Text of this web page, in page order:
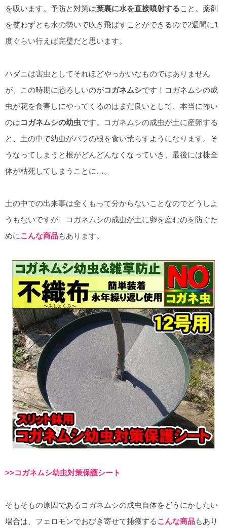
を吸います。予防と対策は葉裏に水を直接噴射すること。薬剤
を使わずとも水の勢いで吹き飛ばすことができるので2週間に1
度ぐらい行えば完璧だと思います。
ハダニは害虫としてそれほどやっかいなものではありません
が、この時期に恐ろしいのがコガネムシです！コガネムシの成
虫が花を食害しにやってくるのはまだ良いとして、本当に怖い
のはコガネムシの幼虫です。コガネムシの成虫が土に産卵する
と、土の中で幼虫がバラの根を食い荒らすようになります。そ
うなってしまうと根がどんどんなくなっていき、最後には株全
体が枯死してしまうことに…。
土の中での出来事は全くもって分からないことなのでどうしよ
うもないですが、コガネムシの成虫が土に卵を産むのを防ぐた
めにこんな商品もあります。
>>コガネムシ幼虫対策保護シート
そもそもの原因であるコガネムシの成虫自体をどうにかしたい
場合は、フェロモンでおびき寄せて捕獲するこんな商品もあり